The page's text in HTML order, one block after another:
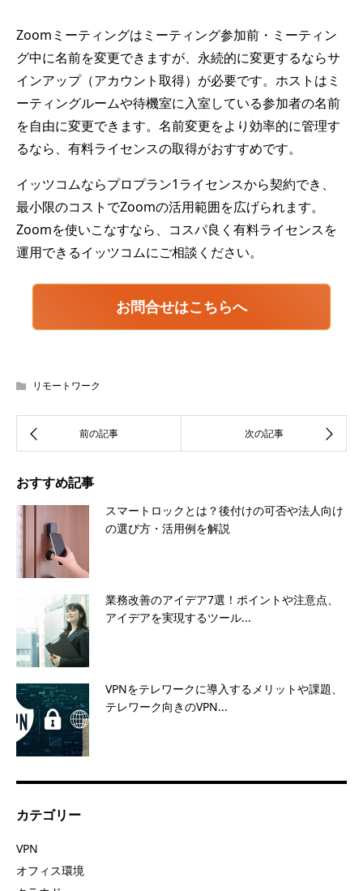
Zoomミーティングはミーティング参加前・ミーティン
グ中に名前を変更できますが、永続的に変更するならサ
インアップ（アカウント取得）が必要です。ホストはミ
ーティングルームや待機室に入室している参加者の名前
を自由に変更できます。名前変更をより効率的に管理す
るなら、有料ライセンスの取得がおすすめです。
イッツコムならプロプラン1ライセンスから契約でき、
最小限のコストでZoomの活用範囲を広げられます。
Zoomを使いこなすなら、コスパ良く有料ライセンスを
運用できるイッツコムにご相談ください。
お問合せはこちらへ
リモートワーク
おすすめ記事
スマートロックとは？後付けの可否や法人向け
の選び方・活用例を解説
業務改善のアイデア7選！ポイントや注意点、
アイデアを実現するツール...
VPNをテレワークに導入するメリットや課題、
テレワーク向きのVPN...
カテゴリー
VPN
オフィス環境